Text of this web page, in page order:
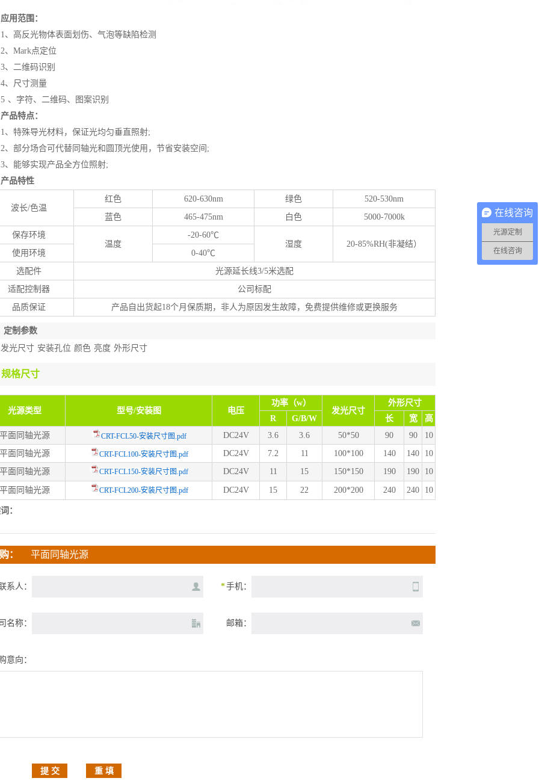
应用范围：
反光物体表面划伤、气泡等缺陷检测
点定位
维码识别
寸测量
符、二维码、图案识别
产品特点：
殊导光材料，保证光均匀垂直照射;
分场合可代替同轴光和圆顶光使用，节省安装空间;
够实现产品全方位照射;
产品特性
波长/色温
红色 620-630nm 绿色
520-530nm
蓝色
465-475nm 白色
5000-7000k
保存环境
温度
-20-60℃
湿度
20-85%RH(非凝结）
使用环境
0-40℃
选配件
光源延长线3/5米选配
适配控制器
公司标配
品质保证
产品自出货起18个月保质期，非人为原因发生故障，免费提供维修或更换服务
定制参数
尺寸 安装孔位 颜色 亮度 外形尺寸
尺寸
光源类型 型号/安装图 电压
功率（w）
发光尺寸
外形尺寸
R
G/B/W 长 宽
高
平面同轴光源
CRT-FCL50-安装尺寸图.pdf DC24V 3.6 3.6 50*50 90 90
10
平面同轴光源
CRT-FCL100-安装尺寸图.pdf DC24V 7.2 11 100*100 140 140
10
平面同轴光源
CRT-FCL150-安装尺寸图.pdf DC24V 11 15 150*150 190 190 10
平面同轴光源 CRT-FCL200-安装尺寸图.pdf DC24V 15 22 200*200 240 240 10
：
： 平面同轴光源
系人： *手机：
名称： 邮箱：
意向：
在线咨询
光源定制
在线咨询